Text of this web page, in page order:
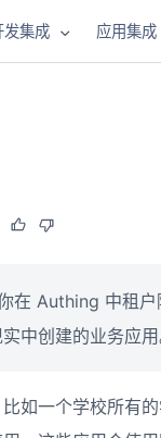
发集成 应用集成
在 Authing 中租
中创建的业务应用
如一个学校所有